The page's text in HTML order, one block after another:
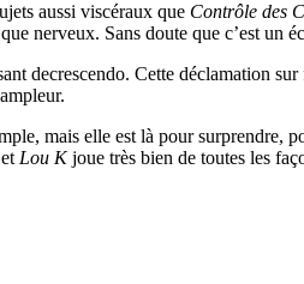
aussi viscéraux que Contrôle des
nerveux. Sans doute que c’est un
decrescendo. Cette déclamation
mais elle est là pour surprendre,
Lou Kjoue très bien de toutes les